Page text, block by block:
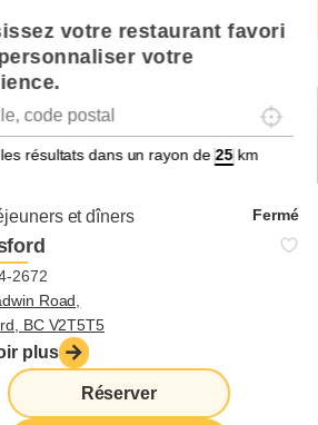
votre restaurant favori
votre
résultats dans un rayon de km
et dîners Fermé
2672
Road,
BC V2T5T5
plus
Réserver
Cora embauchent,
de l’équipe!
domicile
Commander